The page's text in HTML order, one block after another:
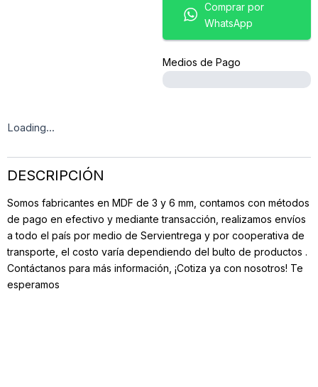
Comprar por
WhatsApp
Medios de Pago
Loading...
DESCRIPCIÓN
Somos fabricantes en MDF de 3 y 6 mm, contamos con métodos
de pago en efectivo y mediante transacción, realizamos envíos
a todo el país por medio de Servientrega y por cooperativa de
transporte, el costo varía dependiendo del bulto de productos .
Contáctanos para más información, ¡Cotiza ya con nosotros! Te
esperamos